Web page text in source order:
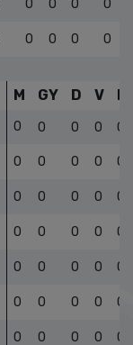
0 0 0 0
0 0 0 0
M GY D V
0 0 0 0 0
0 0 0 0 0
0 0 0 0 0
0 0 0 0 0
0 0 0 0 0